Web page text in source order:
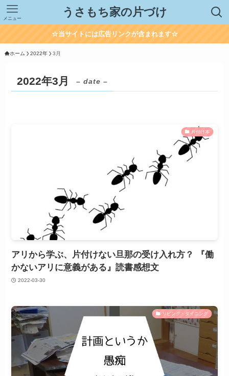
うさもち家の片づけ
メニュー
☆当サイトには広告リンクが含まれます☆
ホーム 2022年 3月
2022年3月 – date –
片付け本
アリから学ぶ、片付けない旦那の受け入れ方？ 『働
かないアリに意義がある』読書感想文
2022-03-30
リビング・ダイニング